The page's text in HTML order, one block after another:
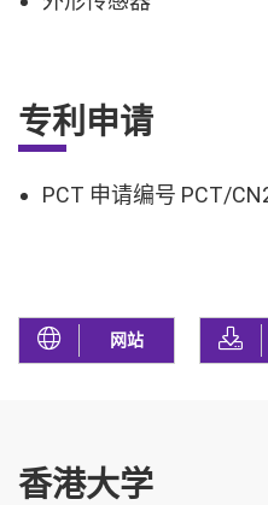
专利申请
PCT 申请编号 PCT/
网站
香港大学